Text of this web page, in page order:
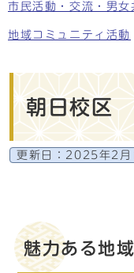
市民活動・交流・男女
地域コミュニティ活動
朝日校区
更新日： 2025年2月
魅力ある地